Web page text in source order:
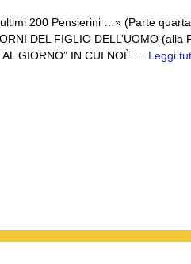
200 Pensierini …» (Parte
DEL FIGLIO DELL’UOMO
AL GIORNO” IN CUI NOÈ … Leggi